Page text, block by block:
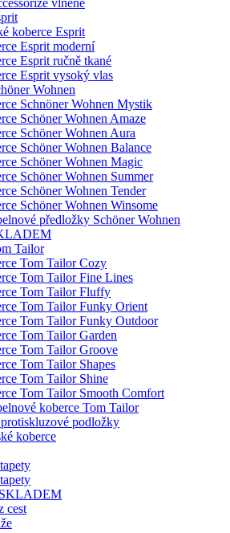
koberce Esprit
Esprit moderní
Esprit ručně tkané
Esprit vysoký vlas
Wohnen
Schnöner Wohnen Mystik
Schöner Wohnen Amaze
Schöner Wohnen Aura
Schöner Wohnen Balance
Schöner Wohnen Magic
Schöner Wohnen Summer
Schöner Wohnen Tender
Schöner Wohnen Winsome
předložky Schöner Wohnen
Tailor
Tom Tailor Cozy
Tom Tailor Fine Lines
Tom Tailor Fluffy
Tom Tailor Funky Orient
Tom Tailor Funky Outdoor
Tom Tailor Garden
Tom Tailor Groove
Tom Tailor Shapes
Tom Tailor Shine
Tom Tailor Smooth Comfort
koberce Tom Tailor
podložky
koberce
cest